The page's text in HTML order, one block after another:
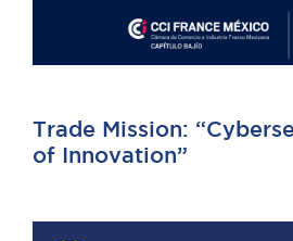
Trade Mission:
of Innovation”